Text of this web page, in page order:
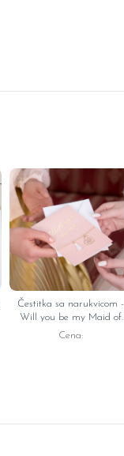
Čestitka sa narukvicom -
Will you be my Maid of
honor
Cena: